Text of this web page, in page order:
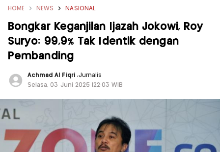
HOME NEWS NASIONAL
Bongkar Keganjilan Ijazah Jokowi, Roy
Suryo: 99,9% Tak Identik dengan
Pembanding
Achmad Al Fiqri ,Jurnalis
Selasa, 03 Juni 2025 |22:03 WIB